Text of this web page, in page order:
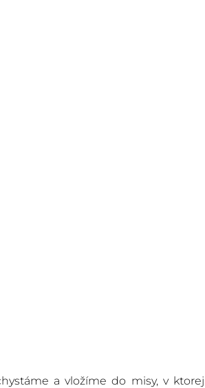
a vložíme do misy, v ktorej